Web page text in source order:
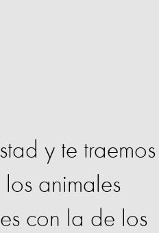
y te traemos
animales
con la de los